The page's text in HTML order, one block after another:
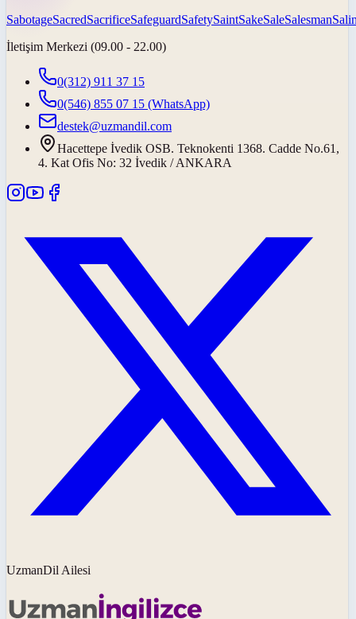
SabotageSacredSacrificeSafeguardSafetySaintSakeSaleSalesman
İletişim Merkezi (09.00 - 22.00)
0(312) 911 37 15
0(546) 855 07 15 (WhatsApp)
destek@uzmandil.com
Hacettepe İvedik OSB. Teknokenti 1368. Cadde No.61,
4. Kat Ofis No: 32 İvedik / ANKARA
UzmanDil Ailesi